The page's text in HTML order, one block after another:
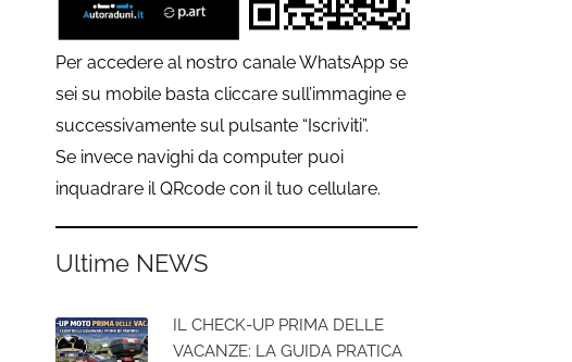
Per accedere al nostro canale WhatsApp se
sei su mobile basta cliccare sull’immagine e
successivamente sul pulsante “Iscriviti”.
Se invece navighi da computer puoi
inquadrare il QRcode con il tuo cellulare.
Ultime NEWS
IL CHECK-UP PRIMA DELLE
VACANZE: LA GUIDA PRATICA